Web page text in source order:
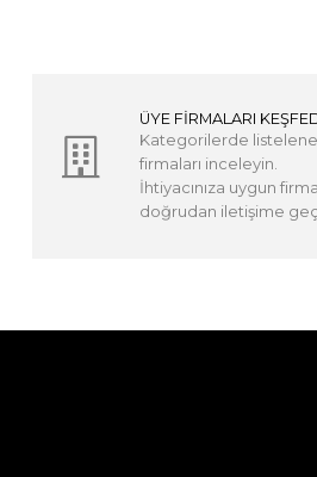
ÜYE FİRMALARI
Kategorilerde
firmaları inceleyin.
İhtiyacınıza uygun
doğrudan iletişime